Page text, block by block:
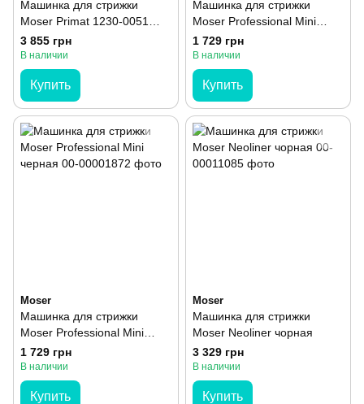
Машинка для стрижки
Moser Primat 1230-0051
Серая
3 855 грн
В наличии
Купить
Машинка для стрижки
Moser Professional Mini
красная
1 729 грн
В наличии
Купить
Moser
Машинка для стрижки
Moser Professional Mini
черная
1 729 грн
В наличии
Купить
Moser
Машинка для стрижки
Moser Neoliner чорная
3 329 грн
В наличии
Купить